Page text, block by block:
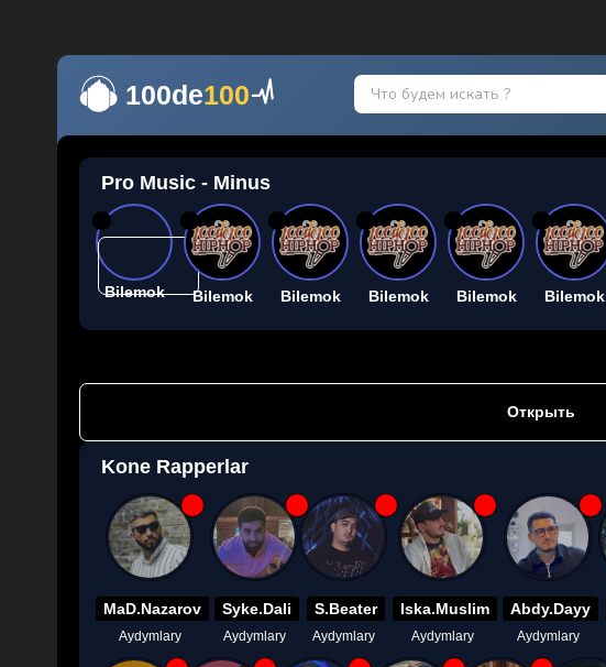
100de100
Pro Music - Minus
Bilemok Bilemok Bilemok Bilemok Bilemok Bilemok
Открыть
Kone Rapperlar
MaD.Nazarov
Aydymlary
Syke.Dali
Aydymlary
S.Beater
Aydymlary
Iska.Muslim
Aydymlary
Abdy.Dayy
Aydymlary